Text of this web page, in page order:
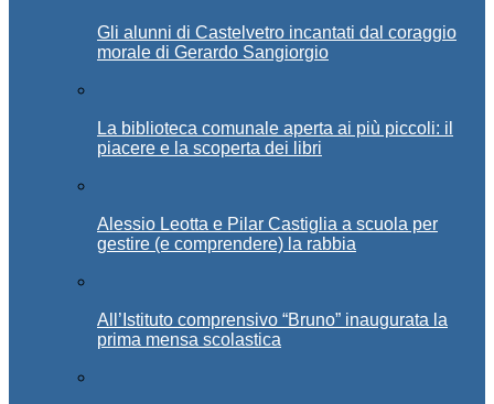
Gli alunni di Castelvetro incantati dal coraggio
morale di Gerardo Sangiorgio
La biblioteca comunale aperta ai più piccoli: il
piacere e la scoperta dei libri
Alessio Leotta e Pilar Castiglia a scuola per
gestire (e comprendere) la rabbia
All’Istituto comprensivo “Bruno” inaugurata la
prima mensa scolastica